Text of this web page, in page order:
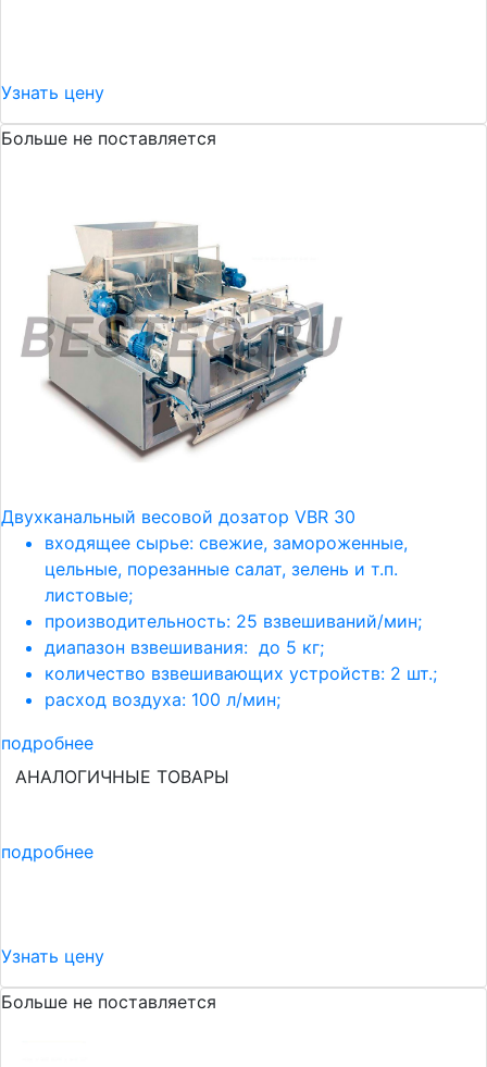
Узнать цену
Больше не поставляется
Двухканальный весовой дозатор VBR 30
входящее сырье: свежие, замороженные,
цельные, порезанные салат, зелень и т.п.
листовые;
производительность: 25 взвешиваний/мин;
диапазон взвешивания: до 5 кг;
количество взвешивающих устройств: 2 шт.;
расход воздуха: 100 л/мин;
подробнее
АНАЛОГИЧНЫЕ ТОВАРЫ
подробнее
Узнать цену
Больше не поставляется